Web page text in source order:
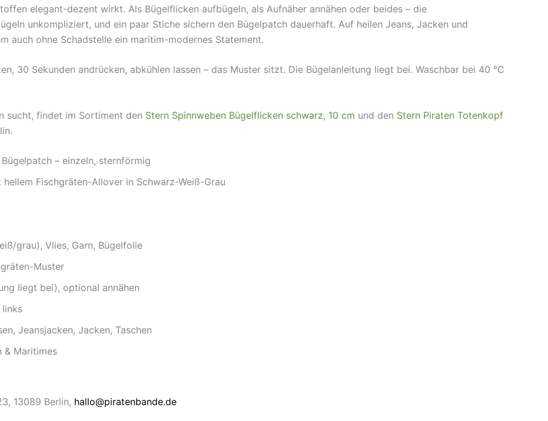
elegant-dezent wirkt. Als Bügelflicken aufbügeln, als Aufnäher annähen oder beides – die
unkompliziert, und ein paar Stiche sichern den Bügelpatch dauerhaft. Auf heilen Jeans, Jacken und
auch ohne Schadstelle ein maritim-modernes Statement.
30 Sekunden andrücken, abkühlen lassen – das Muster sitzt. Die Bügelanleitung liegt bei. Waschbar bei 40 °C
sucht, findet im Sortiment den Stern Spinnweben Bügelflicken schwarz, 10 cm und den Stern Piraten Totenkopf
– einzeln, sternförmig
Fischgräten-Allover in Schwarz-Weiß-Grau
grau), Vlies, Garn, Bügelfolie
Muster
liegt bei), optional annähen
links
Jeansjacken, Jacken, Taschen
& Maritimes
13089 Berlin, hallo@piratenbande.de